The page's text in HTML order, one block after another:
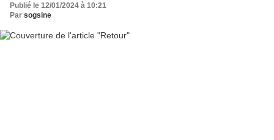
Publié le 12/01/2024 à 10:21
Par sogsine